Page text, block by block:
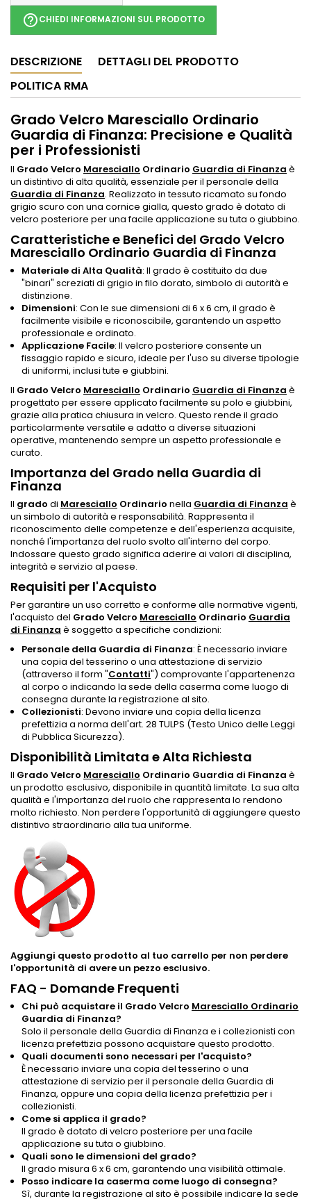
help_outlineCHIEDI INFORMAZIONI SUL PRODOTTO
DESCRIZIONE
DETTAGLI DEL PRODOTTO
POLITICA RMA
Grado Velcro Maresciallo Ordinario
Guardia di Finanza: Precisione e Qualità
per i Professionisti
Il Grado Velcro Maresciallo Ordinario Guardia di Finanza è
un distintivo di alta qualità, essenziale per il personale della
Guardia di Finanza. Realizzato in tessuto ricamato su fondo
grigio scuro con una cornice gialla, questo grado è dotato di
velcro posteriore per una facile applicazione su tuta o giubbino.
Caratteristiche e Benefici del Grado Velcro
Maresciallo Ordinario Guardia di Finanza
Materiale di Alta Qualità: Il grado è costituito da due
"binari" screziati di grigio in filo dorato, simbolo di autorità e
distinzione.
Dimensioni: Con le sue dimensioni di 6 x 6 cm, il grado è
facilmente visibile e riconoscibile, garantendo un aspetto
professionale e ordinato.
Applicazione Facile: Il velcro posteriore consente un
fissaggio rapido e sicuro, ideale per l'uso su diverse tipologie
di uniformi, inclusi tute e giubbini.
Il Grado Velcro Maresciallo Ordinario Guardia di Finanza è
progettato per essere applicato facilmente su polo e giubbini,
grazie alla pratica chiusura in velcro. Questo rende il grado
particolarmente versatile e adatto a diverse situazioni
operative, mantenendo sempre un aspetto professionale e
curato.
Importanza del Grado nella Guardia di
Finanza
Il grado di Maresciallo Ordinario nella Guardia di Finanza è
un simbolo di autorità e responsabilità. Rappresenta il
riconoscimento delle competenze e dell'esperienza acquisite,
nonché l'importanza del ruolo svolto all'interno del corpo.
Indossare questo grado significa aderire ai valori di disciplina,
integrità e servizio al paese.
Requisiti per l'Acquisto
Per garantire un uso corretto e conforme alle normative vigenti,
l'acquisto del Grado Velcro Maresciallo Ordinario Guardia
di Finanza è soggetto a specifiche condizioni:
Personale della Guardia di Finanza: È necessario inviare
una copia del tesserino o una attestazione di servizio
(attraverso il form "Contatti") comprovante l'appartenenza
al corpo o indicando la sede della caserma come luogo di
consegna durante la registrazione al sito.
Collezionisti: Devono inviare una copia della licenza
prefettizia a norma dell'art. 28 TULPS (Testo Unico delle Leggi
di Pubblica Sicurezza).
Disponibilità Limitata e Alta Richiesta
Il Grado Velcro Maresciallo Ordinario Guardia di Finanza è
un prodotto esclusivo, disponibile in quantità limitate. La sua alta
qualità e l'importanza del ruolo che rappresenta lo rendono
molto richiesto. Non perdere l'opportunità di aggiungere questo
distintivo straordinario alla tua uniforme.
Aggiungi questo prodotto al tuo carrello per non perdere
l'opportunità di avere un pezzo esclusivo.
FAQ - Domande Frequenti
Chi può acquistare il Grado Velcro Maresciallo Ordinario
Guardia di Finanza?
Solo il personale della Guardia di Finanza e i collezionisti con
licenza prefettizia possono acquistare questo prodotto.
Quali documenti sono necessari per l'acquisto?
È necessario inviare una copia del tesserino o una
attestazione di servizio per il personale della Guardia di
Finanza, oppure una copia della licenza prefettizia per i
collezionisti.
Come si applica il grado?
Il grado è dotato di velcro posteriore per una facile
applicazione su tuta o giubbino.
Quali sono le dimensioni del grado?
Il grado misura 6 x 6 cm, garantendo una visibilità ottimale.
Posso indicare la caserma come luogo di consegna?
Sì, durante la registrazione al sito è possibile indicare la sede